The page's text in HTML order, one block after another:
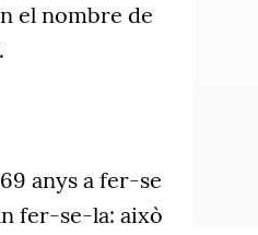
el nombre de
anys a fer-se
fer-se-la: això